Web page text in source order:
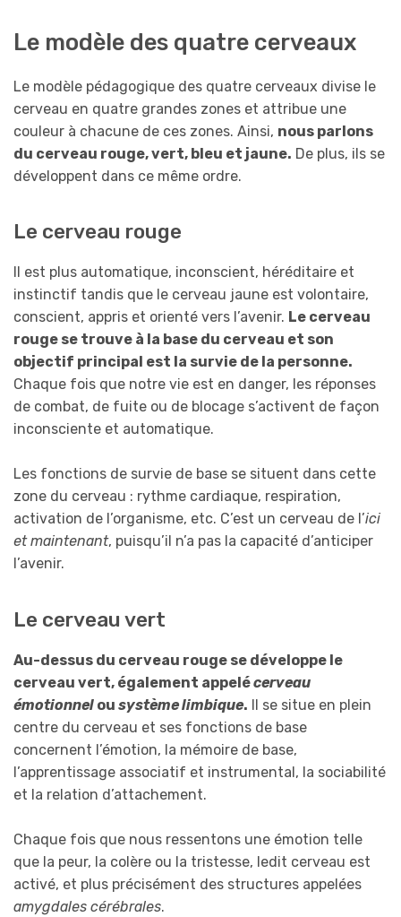
Le modèle des quatre cerveaux
Le modèle pédagogique des quatre cerveaux divise le
cerveau en quatre grandes zones et attribue une
couleur à chacune de ces zones. Ainsi, nous parlons
du cerveau rouge, vert, bleu et jaune. De plus, ils se
développent dans ce même ordre.
Le cerveau rouge
Il est plus automatique, inconscient, héréditaire et
instinctif tandis que le cerveau jaune est volontaire,
conscient, appris et orienté vers l’avenir. Le cerveau
rouge se trouve à la base du cerveau et son
objectif principal est la survie de la personne.
Chaque fois que notre vie est en danger, les réponses
de combat, de fuite ou de blocage s’activent de façon
inconsciente et automatique.
Les fonctions de survie de base se situent dans cette
zone du cerveau : rythme cardiaque, respiration,
activation de l’organisme, etc. C’est un cerveau de l’ici
et maintenant, puisqu’il n’a pas la capacité d’anticiper
l’avenir.
Le cerveau vert
Au-dessus du cerveau rouge se développe le
cerveau vert, également appelécerveau
émotionnel ou système limbique. Il se situe en plein
centre du cerveau et ses fonctions de base
concernent l’émotion, la mémoire de base,
l’apprentissage associatif et instrumental, la sociabilité
et la relation d’attachement.
Chaque fois que nous ressentons une émotion telle
que la peur, la colère ou la tristesse, ledit cerveau est
activé, et plus précisément des structures appelées
amygdales cérébrales.